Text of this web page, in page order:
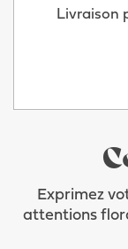
Livraison
Exprimez
attentions